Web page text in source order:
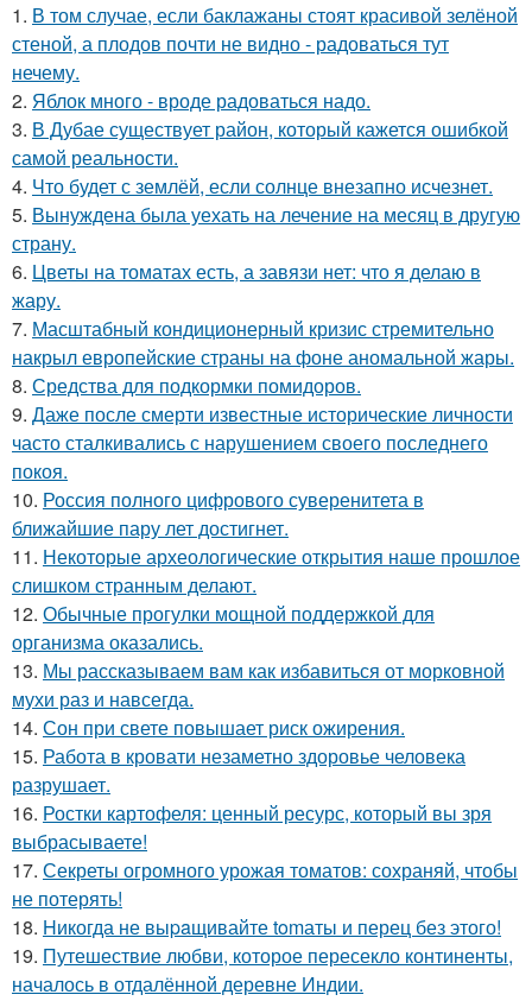
1. В том случае, если баклажаны стоят красивой зелёной
стеной, а плодов почти не видно - радоваться тут
нечему.
2. Яблок много - вроде радоваться надо.
3. В Дубае существует район, который кажется ошибкой
самой реальности.
4. Что будет с землёй, если солнце внезапно исчезнет.
5. Вынуждена была уехать на лечение на месяц в другую
страну.
6. Цветы на томатах есть, а завязи нет: что я делаю в
жару.
7. Масштабный кондиционерный кризис стремительно
накрыл европейские страны на фоне аномальной жары.
8. Средства для подкормки помидоров.
9. Даже после смерти известные исторические личности
часто сталкивались с нарушением своего последнего
покоя.
10. Россия полного цифрового суверенитета в
ближайшие пару лет достигнет.
11. Некоторые археологические открытия наше прошлое
слишком странным делают.
12. Обычные прогулки мощной поддержкой для
организма оказались.
13. Мы рассказываем вам как избавиться от морковной
мухи раз и навсегда.
14. Сон при свете повышает риск ожирения.
15. Работа в кровати незаметно здоровье человека
разрушает.
16. Ростки картофеля: ценный ресурс, который вы зря
выбрасываете!
17. Секреты огромного урожая томатов: сохраняй, чтобы
не потерять!
18. Hикогда не выpaщивайте tomаты и перец без этого!
19. Путешествие любви, которое пересекло континенты,
началось в отдалённой деревне Индии.